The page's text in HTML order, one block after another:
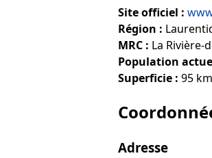
Site officiel :
Région :
MRC : La Rivière-
Population
Superficie : 95
Adresse